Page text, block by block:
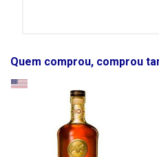
Quem comprou, comprou